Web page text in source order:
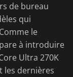
de bureau
qui
le
à introduire
Ultra 270K
les dernières